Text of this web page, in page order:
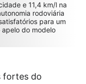
e 11,4 km/l na
rodoviária
para um
do modelo
fortes do